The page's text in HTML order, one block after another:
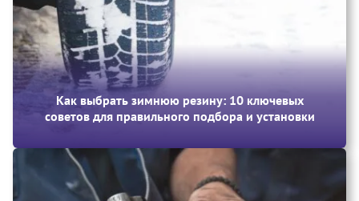
Как выбрать зимнюю резину: 10 ключевых
советов для правильного подбора и установки